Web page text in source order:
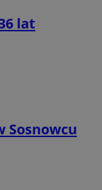
lat
Sosnowcu